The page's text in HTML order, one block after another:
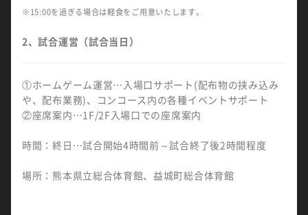
※15:00を過ぎる場合は軽食をご用意いたします。
2、試合運営（試合当日）
①ホームゲーム運営…入場口サポート(配布物の挟み込み
や、配布業務)、コンコース内の各種イベントサポート
②座席案内…1F/2F入場口での座席案内
時間：終日…試合開始4時間前～試合終了後2時間程度
場所：熊本県立総合体育館、益城町総合体育館